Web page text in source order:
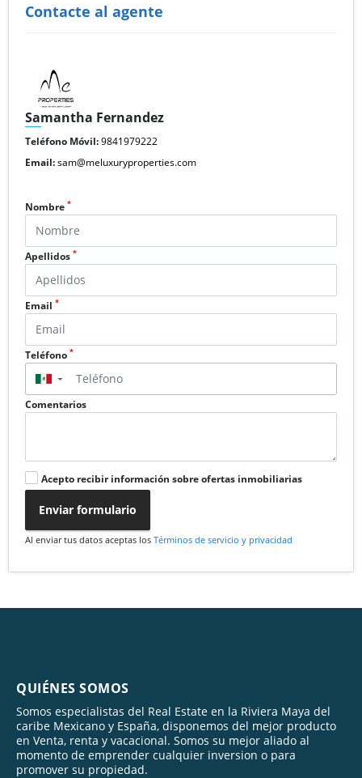
Contacte al agente
Samantha Fernandez
Teléfono Móvil:9841979222
Email:sam@meluxuryproperties.com
Nombre *
Apellidos *
Email *
Teléfono *
▼
Comentarios
Acepto recibir información sobre ofertas inmobiliarias
Enviar formulario
Al enviar tus datos aceptas los Términos de servicio y privacidad
QUIÉNES SOMOS
Somos especialistas del Real Estate en la Riviera Maya del
caribe Mexicano y España, disponemos del mejor producto
en Venta, renta y vacacional. Somos su mejor aliado al
momento de emprender cualquier inversion o para
promover su propiedad.